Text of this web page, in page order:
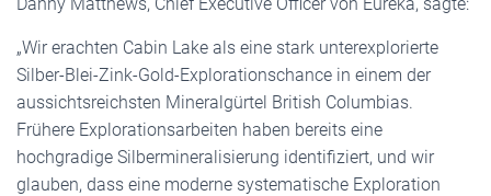
„Wir erachten Cabin Lake als eine stark unterexplorierte
Silber-Blei-Zink-Gold-Explorationschance in einem der
aussichtsreichsten Mineralgürtel British Columbias.
Frühere Explorationsarbeiten haben bereits eine
hochgradige Silbermineralisierung identifiziert, und wir
glauben, dass eine moderne systematische Exploration